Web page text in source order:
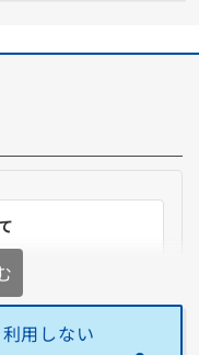
2024とは？
利用することができま
です。
の方でも利用可能です。
PCを送るだけ。
用しない